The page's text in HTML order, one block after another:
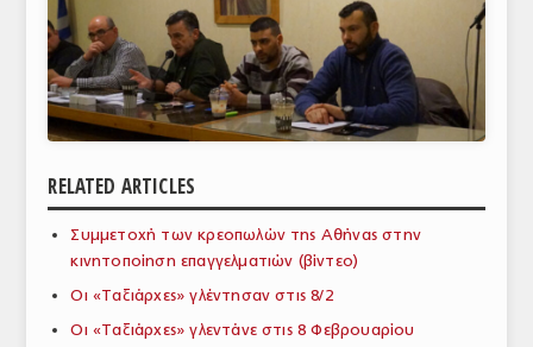
ΕΥΡΩΠΑΪΚΕΣ ΑΠΟΦΑΣΕΙΣ
ΘΕΜΑΤΑ
ΑΝΑΛΥΣΕΙΣ
ΣΦΑΓΕΙΑ
RELATED ARTICLES
Συμμετοχή των κρεοπωλών της Αθήνας στην
κινητοποίηση επαγγελματιών (βίντεο)
Οι «Ταξιάρχες» γλέντησαν στις 8/2
Οι «Ταξιάρχες» γλεντάνε στις 8 Φεβρουαρίου